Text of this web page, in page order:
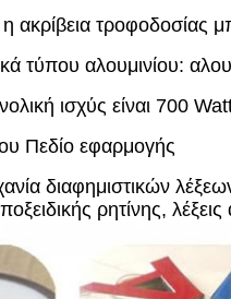
ακρίβεια τροφοδοσίας
τύπου αλουμινίου:
ισχύς είναι 700
Πεδίο εφαρμογής
διαφημιστικών
ρητίνης,